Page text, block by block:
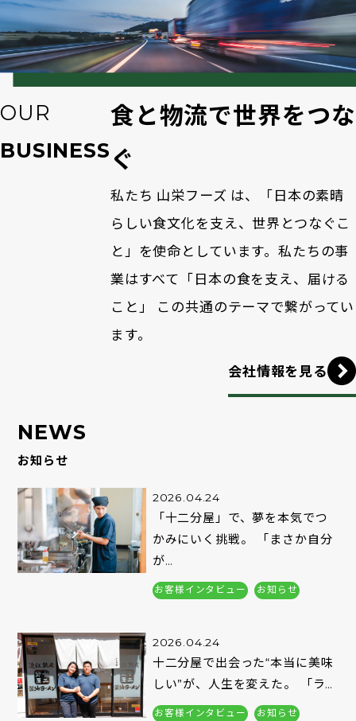
OUR
BUSINESS
食と物流で世界をつな
ぐ
私たち 山栄フーズ は、「日本の素晴
らしい食文化を支え、世界とつなぐこ
と」を使命としています。私たちの事
業はすべて
「日本の食を支え、届ける
こと」 この共通のテーマで繋がってい
ます。
会社情報を見る
NEWS
お知らせ
2026.04.24
「十二分屋」で、夢を本気でつ
かみにいく挑戦。 「まさか自分
が…
お客様インタビュー お知らせ
2026.04.24
十二分屋で出会った“本当に美味
しい”が、人生を変えた。 「ラ…
お客様インタビュー お知らせ